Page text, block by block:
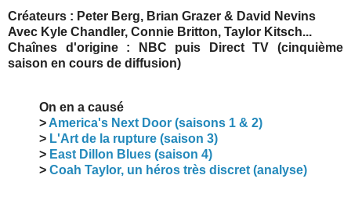
Créateurs : Peter Berg, Brian Grazer & David Nevins
Avec Kyle Chandler, Connie Britton, Taylor Kitsch...
Chaînes d'origine : NBC puis Direct TV (cinquième
saison en cours de diffusion)
On en a causé
> America's Next Door (saisons 1 & 2)
> L'Art de la rupture (saison 3)
> East Dillon Blues (saison 4)
> Coah Taylor, un héros très discret (analyse)